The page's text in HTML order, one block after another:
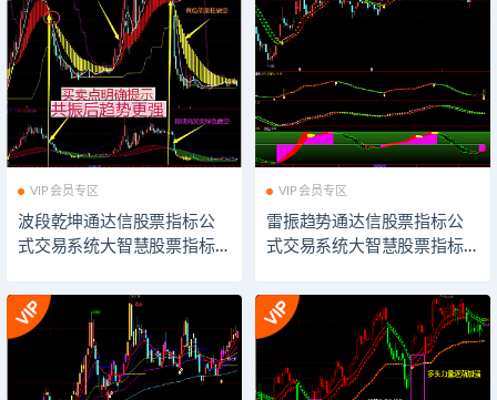
VIP会员专区
波段乾坤通达信股票指标公
式交易系统大智慧股票指标
标公式飞狐股票指标公式模
板看盘辅助插件指示器软件
VIP会员专区
雷振趋势通达信股票指标公
式交易系统大智慧股票指标
标公式飞狐股票指标公式模
板看盘辅助插件指示器软件